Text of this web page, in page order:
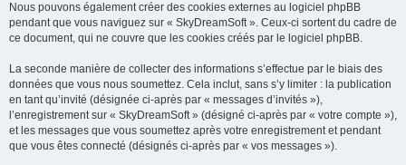
Nous pouvons également créer des cookies externes au logiciel phpBB
pendant que vous naviguez sur « SkyDreamSoft ». Ceux-ci sortent du cadre de
ce document, qui ne couvre que les cookies créés par le logiciel phpBB.
La seconde manière de collecter des informations s’effectue par le biais des
données que vous nous soumettez. Cela inclut, sans s’y limiter : la publication
en tant qu’invité (désignée ci-après par « messages d’invités »),
l’enregistrement sur « SkyDreamSoft » (désigné ci-après par « votre compte »),
et les messages que vous soumettez après votre enregistrement et pendant
que vous êtes connecté (désignés ci-après par « vos messages »).